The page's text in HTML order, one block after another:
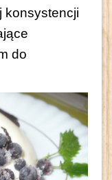
konsystencji
do